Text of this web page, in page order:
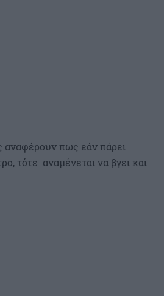
αναφέρουν πως εάν πάρει
τότε αναμένεται να βγει και